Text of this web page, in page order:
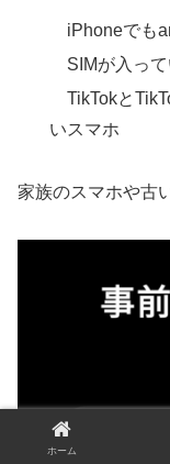
iPhoneでも
SIMが入って
TikTokと
いスマホ
家族のスマホや古
ホーム